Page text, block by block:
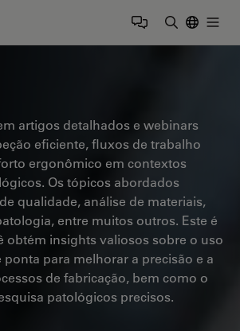
Logo
artigos detalhados e webinars
eficiente, fluxos de trabalho
ergonômico em contextos
Os tópicos abordados
qualidade, análise de materiais,
entre muitos outros. Este é
obtém insights valiosos sobre o uso
para melhorar a precisão e a
de fabricação, bem como o
patológicos precisos.